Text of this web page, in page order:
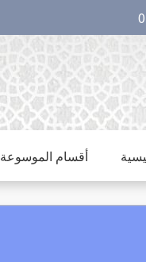
أقسام الموسوعة